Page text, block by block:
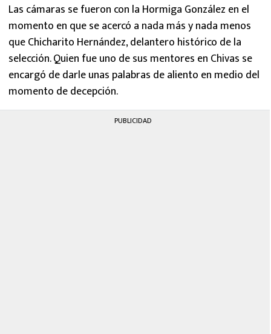
Las cámaras se fueron con la Hormiga González en el
momento en que se acercó a nada más y nada menos
que Chicharito Hernández, delantero histórico de la
selección. Quien fue uno de sus mentores en Chivas se
encargó de darle unas palabras de aliento en medio del
momento de decepción.
PUBLICIDAD